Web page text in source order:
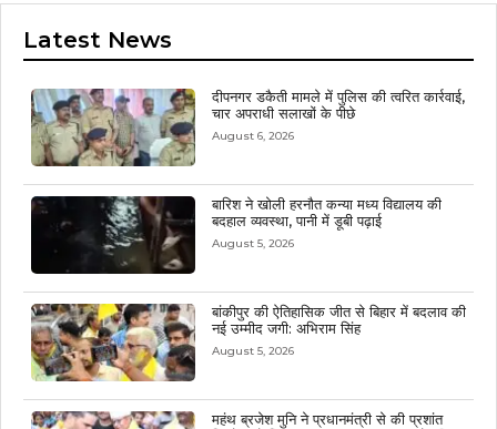
Latest News
दीपनगर डकैती मामले में पुलिस की त्वरित कार्रवाई,
चार अपराधी सलाखों के पीछे
August 6, 2026
बारिश ने खोली हरनौत कन्या मध्य विद्यालय की
बदहाल व्यवस्था, पानी में डूबी पढ़ाई
August 5, 2026
बांकीपुर की ऐतिहासिक जीत से बिहार में बदलाव की
नई उम्मीद जगी: अभिराम सिंह
August 5, 2026
महंथ ब्रजेश मुनि ने प्रधानमंत्री से की प्रशांत